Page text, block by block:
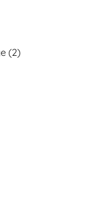
(2)